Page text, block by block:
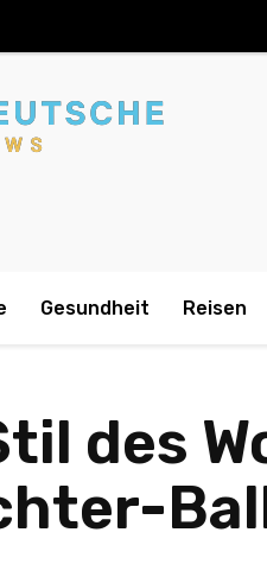
Gesundheit Reisen
des